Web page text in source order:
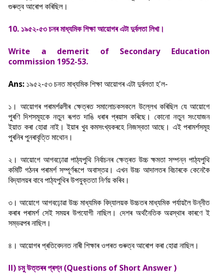
গুৰুত্ব আৰোপ কৰিছিল।
10. ১৯৫২-৫৩ চনৰ মাধ্যমিক শিক্ষা আয়োগৰ এটা দুৰ্বলতা লিখা।
Write a demerit of Secondary Education
commission 1952-53.
Ans: ১৯৫২-৫৩ চনত মাধ্যমিক শিক্ষা আয়োগৰ এটা দুৰ্বলতা হ'ল-
১। আয়োগৰ পৰামৰ্শৱলীৰ ক্ষেত্ৰত সমালোচকসকলে উল্লেখ কৰিছিল যে আয়োগে
পুৰণি দিশসমূহকে নতুন ৰূপত দাঙি ধৰাৰ প্ৰয়াস কৰিছে। কোনো নতুন সংযোজন
ইয়াত কৰা হোৱা নাই।ইয়াৰ খুব কমসংখ্যকৰহে নিজস্বতা আছে। এই পৰামৰ্শসমূহ
পুৰনিৰ পুনৰাবৃত্তি মাথোন।
২। আয়োগে আগবঢ়োৱা পাঠ্যপুথি নিৰ্বাচনৰ ক্ষেত্ৰত উচ্চ ক্ষমতা সম্পন্ন পাঠ্যপুথি
কমিটি গঠনৰ পৰামৰ্শ সম্পূৰ্ণৰূপে অবাস্তৱ। এখন উচ্চ আদালতৰ বিচাৰকে কেনেকৈ
বিদ্যালয়ৰ বাবে পাঠ্যপুথিৰ উপযুক্ততা নির্ণয় কৰিব।
৩। আয়োগে আগবঢ়োৱা উচ্চ মাধ্যমিক বিদ্যালয়ক উচ্চতৰ মাধ্যমিক পৰ্যায়লৈ উন্নীত
কৰাৰ পৰামৰ্শ সেই সময়ৰ উপযোগী নাছিল। দেশৰ অৰ্থনৈতিক অৱস্থাৰ কাৰণে ই
সম্ভৱপৰ নাছিল।
৪। আয়োগৰ প্ৰতিবেদনত নাৰী শিক্ষাৰ ওপৰত গুৰুত্ব আৰোপ কৰা হোৱা নাছিল।
II) চমু উত্তৰৰ প্ৰশ্ন (Questions of Short Answer )